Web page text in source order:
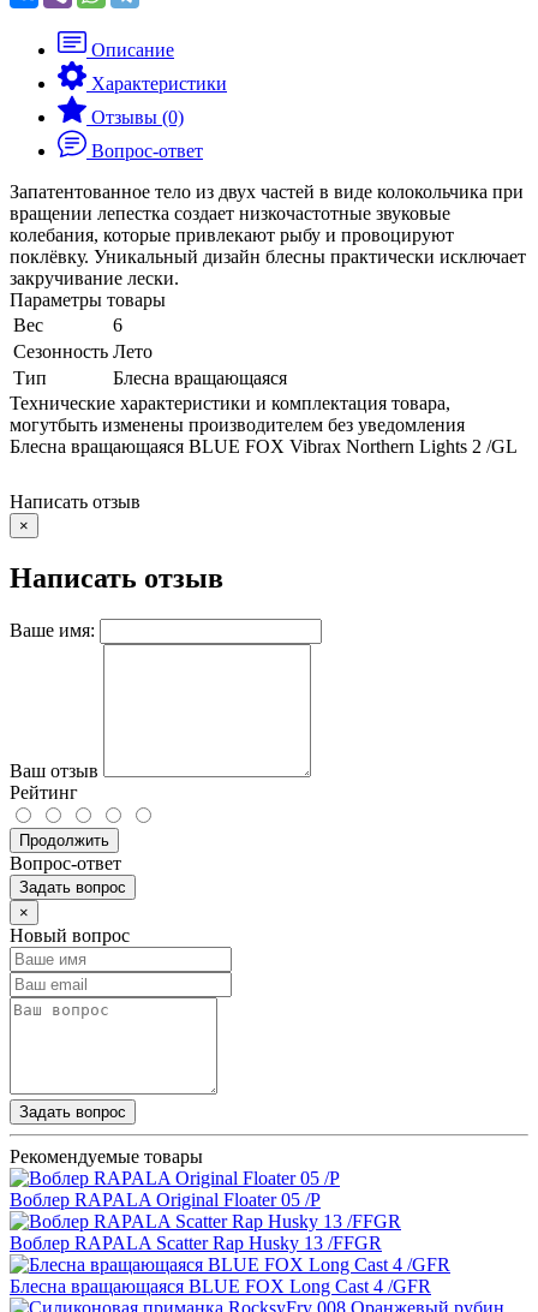
Описание
Характеристики
Отзывы (0)
Вопрос-ответ
Запатентованное тело из двух частей в виде колокольчика при
вращении лепестка создает низкочастотные звуковые
колебания, которые привлекают рыбу и провоцируют
поклёвку. Уникальный дизайн блесны практически исключает
закручивание лески.
Параметры товары
Вес
6
Сезонность Лето
Тип
Блесна вращающаяся
Технические характеристики и комплектация товара,
могутбыть изменены производителем без уведомления
Блесна вращающаяся BLUE FOX Vibrax Northern Lights 2 /GL
Написать отзыв
×
Написать отзыв
Ваше имя:
Ваш отзыв
Рейтинг
Продолжить
Вопрос-ответ
Задать вопрос
×
Новый вопрос
Задать вопрос
Рекомендуемые товары
Воблер RAPALA Original Floater 05 /P
Воблер RAPALA Scatter Rap Husky 13 /FFGR
Блесна вращающаяся BLUE FOX Long Cast 4 /GFR